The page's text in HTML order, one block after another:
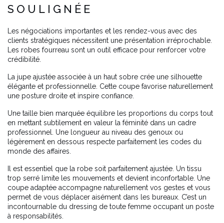
SOULIGNÉE
Les négociations importantes et les rendez-vous avec des
clients stratégiques nécessitent une présentation irréprochable.
Les robes fourreau sont un outil efficace pour renforcer votre
crédibilité.
La jupe ajustée associée à un haut sobre crée une silhouette
élégante et professionnelle. Cette coupe favorise naturellement
une posture droite et inspire confiance.
Une taille bien marquée équilibre les proportions du corps tout
en mettant subtilement en valeur la féminité dans un cadre
professionnel. Une longueur au niveau des genoux ou
légèrement en dessous respecte parfaitement les codes du
monde des affaires.
Il est essentiel que la robe soit parfaitement ajustée. Un tissu
trop serré limite les mouvements et devient inconfortable. Une
coupe adaptée accompagne naturellement vos gestes et vous
permet de vous déplacer aisément dans les bureaux. C’est un
incontournable du dressing de toute femme occupant un poste
à responsabilités.